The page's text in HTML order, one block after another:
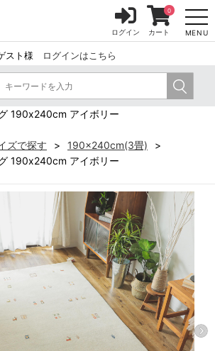
スト様 ログインはこちら
MENU
ログイン カート
0
190x240cm アイボリー
ズで探す
190x240cm(3畳)
190x240cm アイボリー